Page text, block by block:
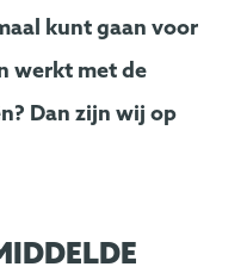
kunt gaan voor
werkt met de
Dan zijn wij op